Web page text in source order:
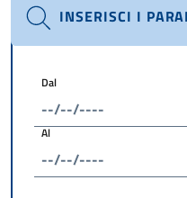
INSERISCI I
Dal
Al